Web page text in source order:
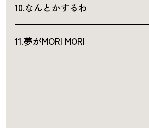
10.なんとかするわ
11.夢がMORI MORI